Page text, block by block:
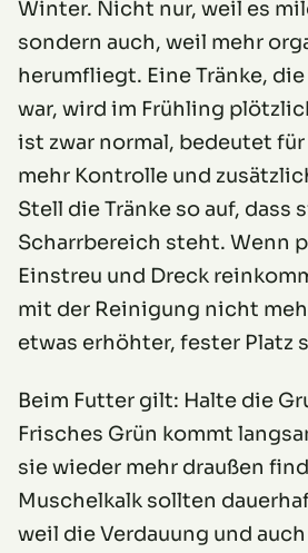
Winter. Nicht nur, weil es
sondern auch, weil mehr
herumfliegt. Eine Tränke,
war, wird im Frühling
ist zwar normal, bedeutet
mehr Kontrolle und
Stell die Tränke so auf,
Scharrbereich steht. Wenn
Einstreu und Dreck
mit der Reinigung nicht
etwas erhöhter, fester Platz
Beim Futter gilt: Halte die
Frisches Grün kommt
sie wieder mehr draußen
Muschelkalk sollten
weil die Verdauung und